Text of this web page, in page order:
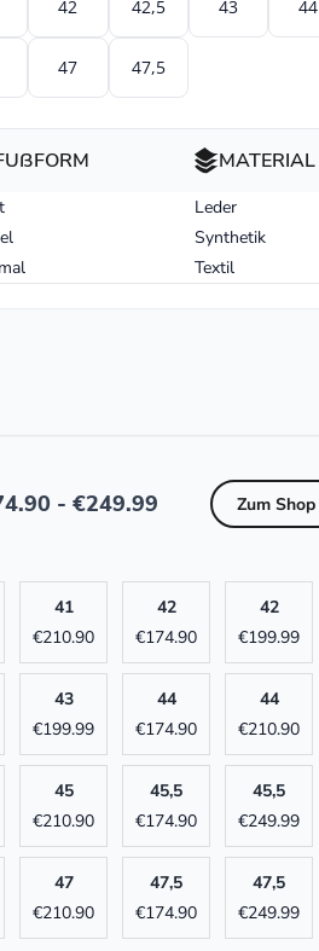
42 42,5 43 44
47 47,5
MATERIAL
Leder
Synthetik
Textil
- €249.99 Zum Shop
41
€210.90
42
€174.90
42
€199.99
43
€199.99
44
€174.90
44
€210.90
45
€210.90
45,5
€174.90
45,5
€249.99
47
€210.90
47,5
€174.90
47,5
€249.99